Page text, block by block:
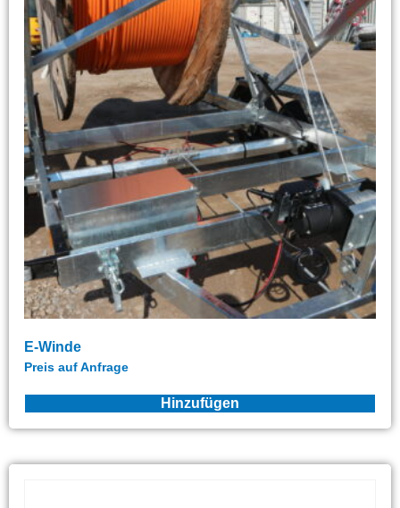
E-Winde
Preis auf Anfrage
Hinzufügen